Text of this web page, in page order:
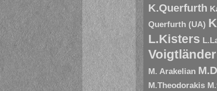
K.Querfurth
Querfurth (UA)
L.Kisters
Voigtländer
M. Arakelian
M.Theodorakis